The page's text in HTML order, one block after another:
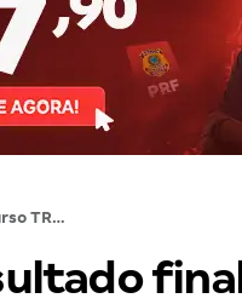
Concurso TRT SE: veja resultado final! Iniciais de R$ 13,9 mil